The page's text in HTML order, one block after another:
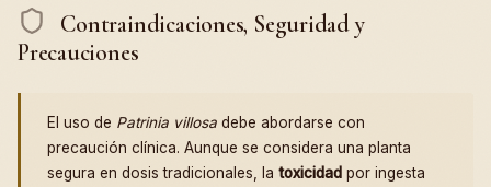
Contraindicaciones, Seguridad y
Precauciones
El uso de Patrinia villosa debe abordarse con
precaución clínica. Aunque se considera una planta
segura en dosis tradicionales, la toxicidad por ingesta